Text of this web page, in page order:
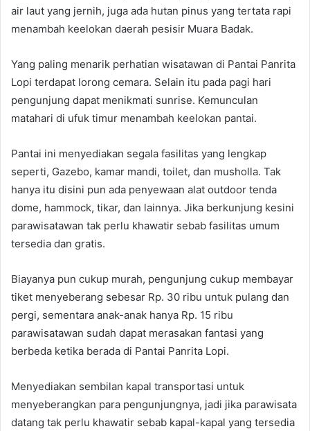
air laut yang jernih, juga ada hutan pinus yang tertata rapi
menambah keelokan daerah pesisir Muara Badak.
Yang paling menarik perhatian wisatawan di Pantai Panrita
Lopi terdapat lorong cemara. Selain itu pada pagi hari
pengunjung dapat menikmati sunrise. Kemunculan
matahari di ufuk timur menambah keelokan pantai.
Pantai ini menyediakan segala fasilitas yang lengkap
seperti, Gazebo, kamar mandi, toilet, dan musholla. Tak
hanya itu disini pun ada penyewaan alat outdoor tenda
dome, hammock, tikar, dan lainnya. Jika berkunjung kesini
parawisatawan tak perlu khawatir sebab fasilitas umum
tersedia dan gratis.
Biayanya pun cukup murah, pengunjung cukup membayar
tiket menyeberang sebesar Rp. 30 ribu untuk pulang dan
pergi, sementara anak-anak hanya Rp. 15 ribu
parawisatawan sudah dapat merasakan fantasi yang
berbeda ketika berada di Pantai Panrita Lopi.
Menyediakan sembilan kapal transportasi untuk
menyeberangkan para pengunjungnya, jadi jika parawisata
datang tak perlu khawatir sebab kapal-kapal yang tersedia